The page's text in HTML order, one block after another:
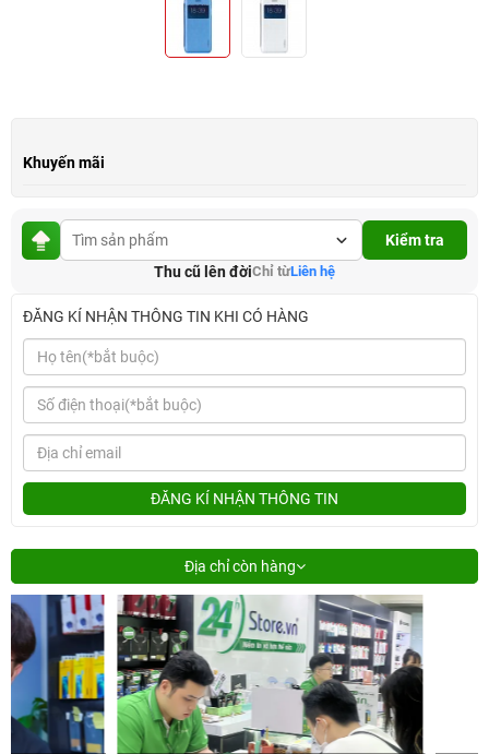
Khuyến mãi
Kiểm tra
Thu cũ lên đờiChỉ từLiên hệ
ĐĂNG KÍ NHẬN THÔNG TIN KHI CÓ HÀNG
ĐĂNG KÍ NHẬN THÔNG TIN
Địa chỉ còn hàng